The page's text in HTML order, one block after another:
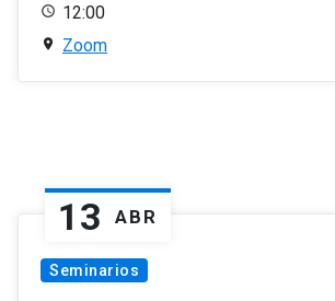
12:00
Zoom
13 ABR
Seminarios